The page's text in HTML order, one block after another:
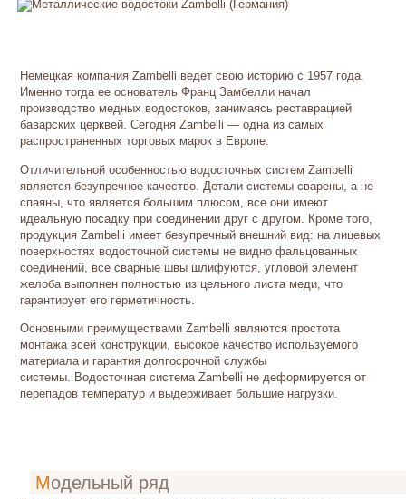
Немецкая компания Zambelli ведет свою историю с 1957 года.
Именно тогда ее основатель Франц Замбелли начал
производство медных водостоков, занимаясь реставрацией
баварских церквей. Сегодня Zambelli — одна из самых
распространенных торговых марок в Европе.
Отличительной особенностью водосточных систем Zambelli
является безупречное качество. Детали системы сварены, а не
спаяны, что является большим плюсом, все они имеют
идеальную посадку при соединении друг с другом. Кроме того,
продукция Zambelli имеет безупречный внешний вид: на лицевых
поверхностях водосточной системы не видно фальцованных
соединений, все сварные швы шлифуются, угловой элемент
желоба выполнен полностью из цельного листа меди, что
гарантирует его герметичность.
Основными преимуществами Zambelli являются простота
монтажа всей конструкции, высокое качество используемого
материала и гарантия долгосрочной службы
системы. Водосточная система Zambelli не деформируется от
перепадов температур и выдерживает большие нагрузки.
Модельный ряд